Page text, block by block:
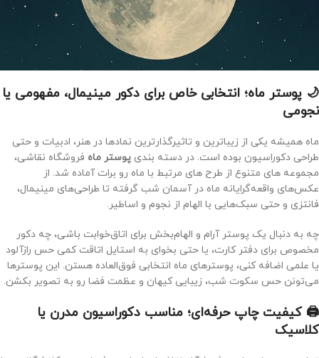
🌙 پوستر ماه؛ انتخابی خاص برای دکور مینیمال، مفهومی یا
نجومی
ماه همیشه یکی از زیباترین و تاثیرگذارترین نمادها در هنر، ادبیات و حتی
طراحی دکوراسیون بوده است. در دسته بندی پوستر ماه فروشگاه نقاشی،
مجموعه های متنوع از طرح های مرتبط با ماه رو برات آماده شد. از
عکس‌های واقعه‌گرایانه ماه در آسمان شب گرفته تا طراحی‌های مینیمال،
فانتزی و حتی سبک‌هایی با الهام از نجوم و اساطیر.
چه به دنبال یک پوستر آرام و الهام‌بخش برای اتاق‌خوابت باشی، چه دکور
مخصوص برای دفتر کارت، یا حتی بخوای به استایل اتاقت کمی حس رازآلود
یا علمی اضافه کنی، پوسترهای ماه انتخابی فوق‌العاده هستن. این پوسترها
می‌تونن حس سکوت شب، زیبایی کیهان و عظمت فضا رو به تصویر بکشن.
🖨️ کیفیت چاپ حرفه‌ای؛ مناسب دکوراسیون مدرن یا
کلاسیک